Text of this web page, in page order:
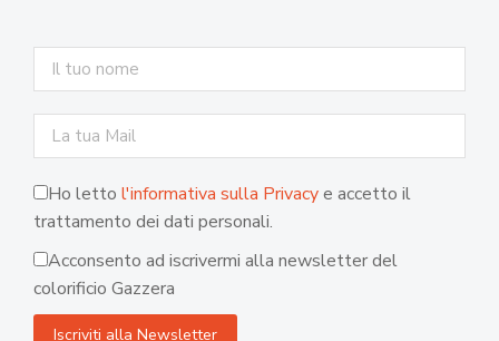
Ho letto l'informativa sulla Privacye accetto il
trattamento dei dati personali.
Acconsento ad iscrivermi alla newsletter del
colorificio Gazzera